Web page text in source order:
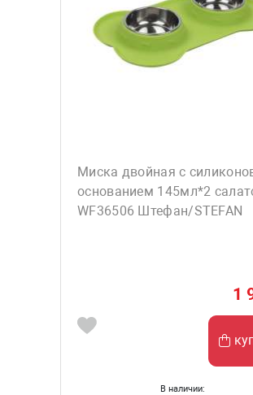
Миска двойная с
основанием 145мл*2
WF36506 Штефан/STEFAN
1
В наличии: